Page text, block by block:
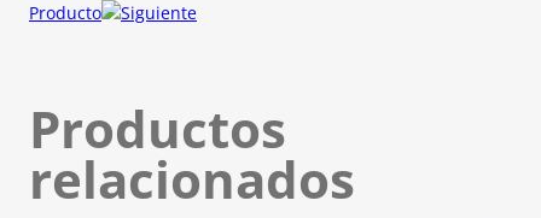
Producto
Productos
relacionados